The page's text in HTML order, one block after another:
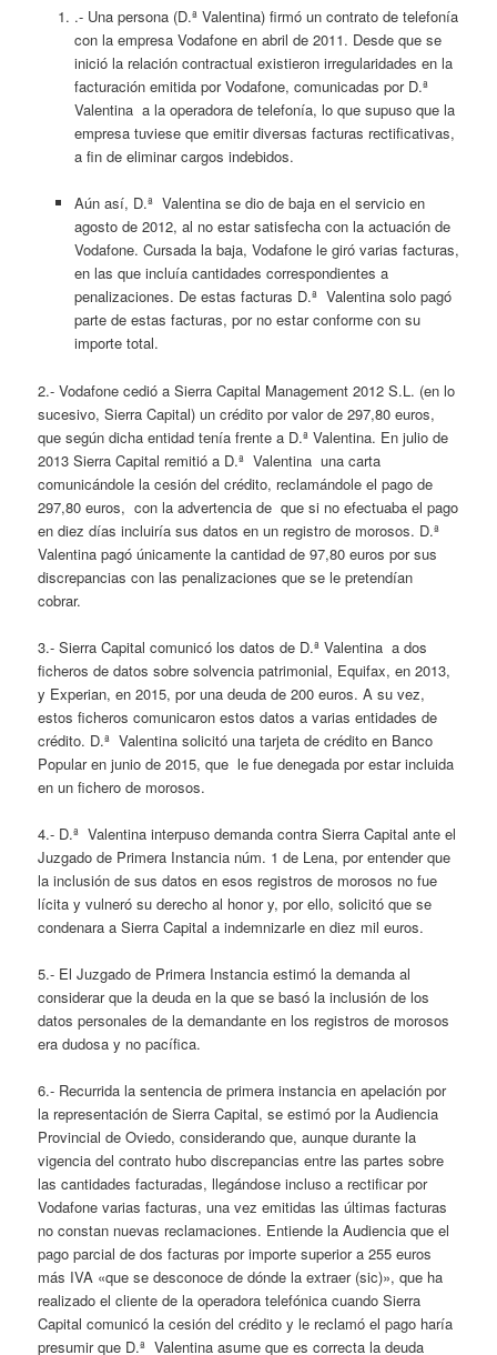
.- Una persona (D.ª Valentina) firmó un contrato de telefonía
con la empresa Vodafone en abril de 2011. Desde que se
inició la relación contractual existieron irregularidades en la
facturación emitida por Vodafone, comunicadas por D.ª
Valentina a la operadora de telefonía, lo que supuso que la
empresa tuviese que emitir diversas facturas rectificativas,
a fin de eliminar cargos indebidos.
Aún así, D.ª Valentina se dio de baja en el servicio en
agosto de 2012, al no estar satisfecha con la actuación de
Vodafone. Cursada la baja, Vodafone le giró varias facturas,
en las que incluía cantidades correspondientes a
penalizaciones. De estas facturas D.ª Valentina solo pagó
parte de estas facturas, por no estar conforme con su
importe total.
2.- Vodafone cedió a Sierra Capital Management 2012 S.L. (en lo
sucesivo, Sierra Capital) un crédito por valor de 297,80 euros,
que según dicha entidad tenía frente a D.ª Valentina. En julio de
2013 Sierra Capital remitió a D.ª Valentina una carta
comunicándole la cesión del crédito, reclamándole el pago de
297,80 euros, con la advertencia de que si no efectuaba el pago
en diez días incluiría sus datos en un registro de morosos. D.ª
Valentina pagó únicamente la cantidad de 97,80 euros por sus
discrepancias con las penalizaciones que se le pretendían
cobrar.
3.- Sierra Capital comunicó los datos de D.ª Valentina a dos
ficheros de datos sobre solvencia patrimonial, Equifax, en 2013,
y Experian, en 2015, por una deuda de 200 euros. A su vez,
estos ficheros comunicaron estos datos a varias entidades de
crédito. D.ª Valentina solicitó una tarjeta de crédito en Banco
Popular en junio de 2015, que le fue denegada por estar incluida
en un fichero de morosos.
4.- D.ª Valentina interpuso demanda contra Sierra Capital ante el
Juzgado de Primera Instancia núm. 1 de Lena, por entender que
la inclusión de sus datos en esos registros de morosos no fue
lícita y vulneró su derecho al honor y, por ello, solicitó que se
condenara a Sierra Capital a indemnizarle en diez mil euros.
5.- El Juzgado de Primera Instancia estimó la demanda al
considerar que la deuda en la que se basó la inclusión de los
datos personales de la demandante en los registros de morosos
era dudosa y no pacífica.
6.- Recurrida la sentencia de primera instancia en apelación por
la representación de Sierra Capital, se estimó por la Audiencia
Provincial de Oviedo, considerando que, aunque durante la
vigencia del contrato hubo discrepancias entre las partes sobre
las cantidades facturadas, llegándose incluso a rectificar por
Vodafone varias facturas, una vez emitidas las últimas facturas
no constan nuevas reclamaciones. Entiende la Audiencia que el
pago parcial de dos facturas por importe superior a 255 euros
más IVA «que se desconoce de dónde la extraer (sic)», que ha
realizado el cliente de la operadora telefónica cuando Sierra
Capital comunicó la cesión del crédito y le reclamó el pago haría
presumir que D.ª Valentina asume que es correcta la deuda